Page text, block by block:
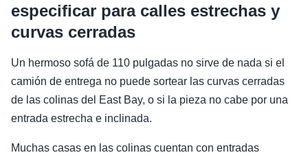
especificar para calles estrechas y
curvas cerradas
Un hermoso sofá de 110 pulgadas no sirve de nada si el
camión de entrega no puede sortear las curvas cerradas
de las colinas del East Bay, o si la pieza no cabe por una
entrada estrecha e inclinada.
Muchas casas en las colinas cuentan con entradas